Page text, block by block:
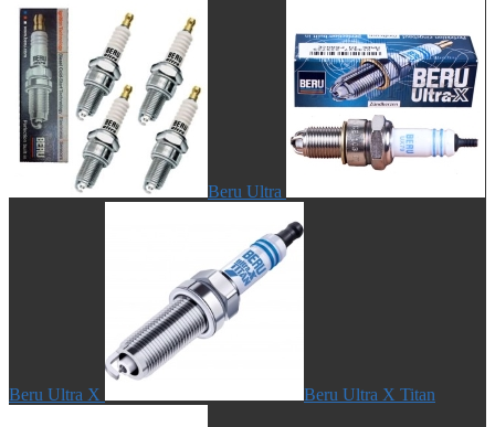
Beru Ultra
Beru Ultra X Beru Ultra X Titan